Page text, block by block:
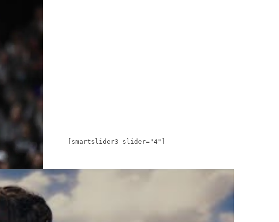
[smartslider3 slider="4"]